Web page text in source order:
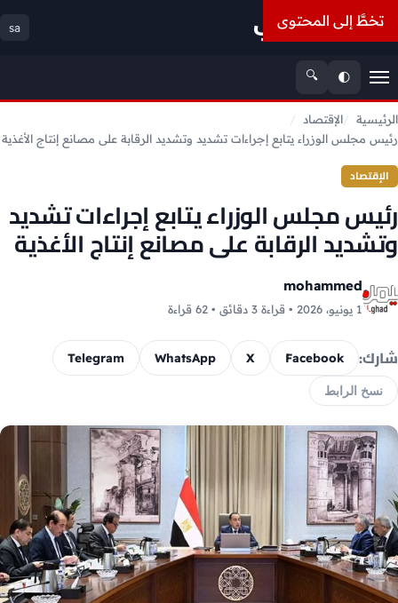
تخطَّ إلى المحتوى
أسعار الذهب sa
القائمة🌓
🔍
الرئيسية
الإقتصاد
رئيس مجلس الوزراء يتابع إجراءات تشديد وتشديد الرقابة على مصانع إنتاج الأغذية
الإقتصاد
رئيس مجلس الوزراء يتابع إجراءات تشديد
وتشديد الرقابة على مصانع إنتاج الأغذية
mohammed
1 يونيو، 2026 • قراءة 3 دقائق • 62 قراءة
شارك: Facebook
X
WhatsApp
Telegram
نسخ الرابط